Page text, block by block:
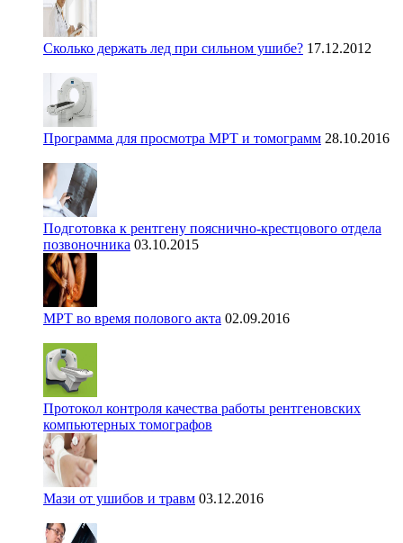
Сколько держать лед при сильном ушибе? 17.12.2012
Программа для просмотра МРТ и томограмм 28.10.2016
Подготовка к рентгену пояснично-крестцового отдела
позвоночника 03.10.2015
МРТ во время полового акта 02.09.2016
Протокол контроля качества работы рентгеновских
компьютерных томографов
Мази от ушибов и травм 03.12.2016